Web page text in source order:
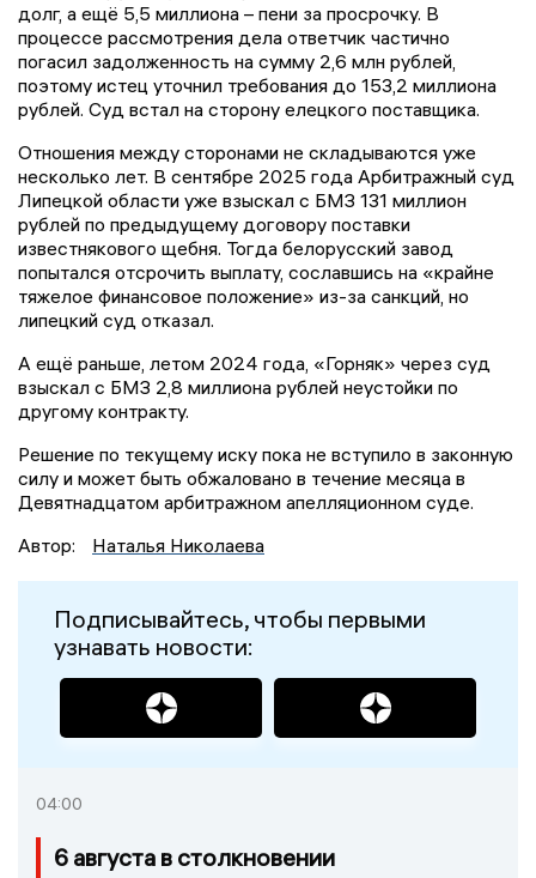
долг, а ещё 5,5 миллиона – пени за просрочку. В
процессе рассмотрения дела ответчик частично
погасил задолженность на сумму 2,6 млн рублей,
поэтому истец уточнил требования до 153,2 миллиона
рублей. Суд встал на сторону елецкого поставщика.
Отношения между сторонами не складываются уже
несколько лет. В сентябре 2025 года Арбитражный суд
Липецкой области уже взыскал с БМЗ 131 миллион
рублей по предыдущему договору поставки
известнякового щебня. Тогда белорусский завод
попытался отсрочить выплату, сославшись на «крайне
тяжелое финансовое положение» из-за санкций, но
липецкий суд отказал.
А ещё раньше, летом 2024 года, «Горняк» через суд
взыскал с БМЗ 2,8 миллиона рублей неустойки по
другому контракту.
Решение по текущему иску пока не вступило в законную
силу и может быть обжаловано в течение месяца в
Девятнадцатом арбитражном апелляционном суде.
Автор:
Наталья Николаева
Подписывайтесь, чтобы первыми
узнавать новости:
04:00
6 августа в столкновении